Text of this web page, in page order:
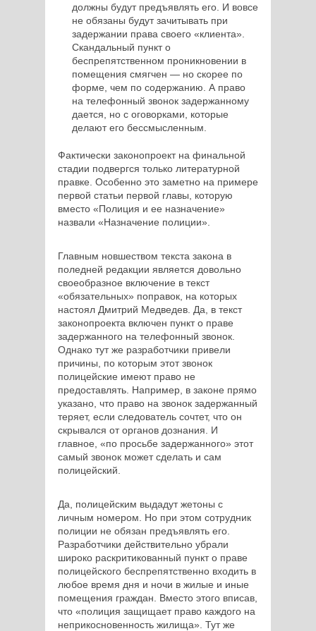
должны будут предъявлять его. И вовсе
не обязаны будут зачитывать при
задержании права своего «клиента».
Скандальный пункт о
беспрепятственном проникновении в
помещения смягчен ― но скорее по
форме, чем по содержанию. А право
на телефонный звонок задержанному
дается, но с оговорками, которые
делают его бессмысленным.
Фактически законопроект на финальной
стадии подвергся только литературной
правке. Особенно это заметно на примере
первой статьи первой главы, которую
вместо «Полиция и ее назначение»
назвали «Назначение полиции».
Главным новшеством текста закона в
поледней редакции является довольно
своеобразное включение в текст
«обязательных» поправок, на которых
настоял Дмитрий Медведев. Да, в текст
законопроекта включен пункт о праве
задержанного на телефонный звонок.
Однако тут же разработчики привели
причины, по которым этот звонок
полицейские имеют право не
предоставлять. Например, в законе прямо
указано, что право на звонок задержанный
теряет, если следователь сочтет, что он
скрывался от органов дознания. И
главное, «по просьбе задержанного» этот
самый звонок может сделать и сам
полицейский.
Да, полицейским выдадут жетоны с
личным номером. Но при этом сотрудник
полиции не обязан предъявлять его.
Разработчики действительно убрали
широко раскритикованный пункт о праве
полицейского беспрепятственно входить в
любое время дня и ночи в жилые и иные
помещения граждан. Вместо этого вписав,
что «полиция защищает право каждого на
неприкосновенность жилища». Тут же